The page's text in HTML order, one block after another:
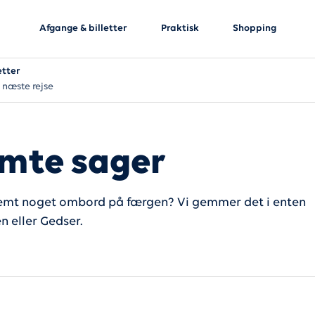
Afgange & billetter Praktisk Shopping
næste rejse
sager
noget ombord på færgen? Vi gemmer det i enten
eller Gedser.